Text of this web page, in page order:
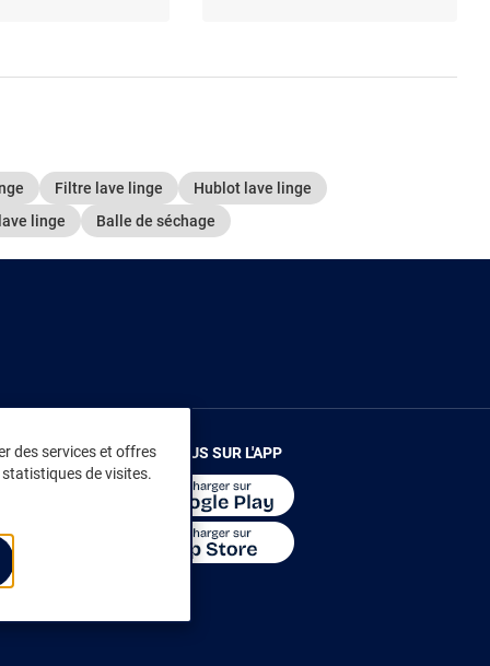
Filtre lave linge
Hublot lave linge
linge
Balle de séchage
des services et offres
de visites.
RENDEZ-VOUS SUR L'APP